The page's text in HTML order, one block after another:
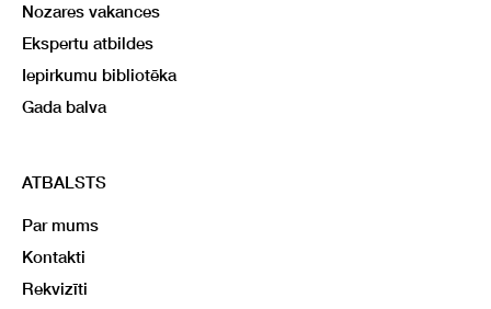
Nozares vakances
Ekspertu atbildes
Iepirkumu bibliotēka
Gada balva
ATBALSTS
Par mums
Kontakti
Rekvizīti